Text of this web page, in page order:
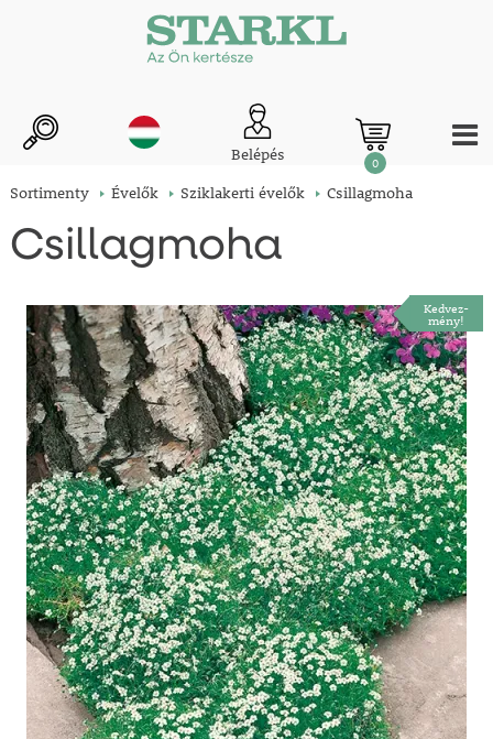
Belépés 0
Sortimenty Évelők Sziklakerti évelők Csillagmoha
Csillagmoha
Kedvez-
mény!